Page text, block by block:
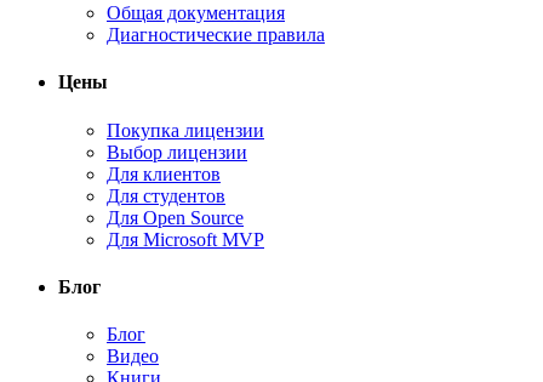
Общая документация
Диагностические правила
Цены
Покупка лицензии
Выбор лицензии
Для клиентов
Для студентов
Для Open Source
Для Microsoft MVP
Блог
Блог
Видео